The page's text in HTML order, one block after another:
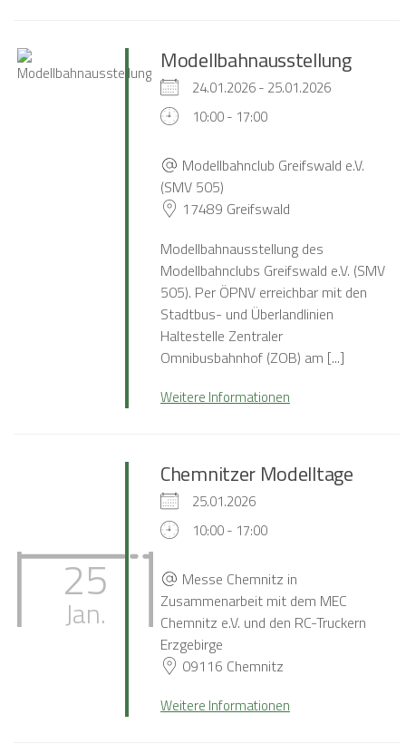
Modellbahnausstellung
24.01.2026 - 25.01.2026
10:00 - 17:00
Modellbahnclub Greifswald e.V.
(SMV 505)
17489 Greifswald
Modellbahnausstellung des
Modellbahnclubs Greifswald e.V. (SMV
505). Per ÖPNV erreichbar mit den
Stadtbus- und Überlandlinien
Haltestelle Zentraler
Omnibusbahnhof (ZOB) am [...]
Weitere Informationen
25
Jan.
Chemnitzer Modelltage
25.01.2026
10:00 - 17:00
Messe Chemnitz in
Zusammenarbeit mit dem MEC
Chemnitz e.V. und den RC-Truckern
Erzgebirge
09116 Chemnitz
Weitere Informationen